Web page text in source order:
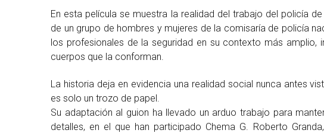
En esta película se muestra la realidad del trabajo del policía
de un grupo de hombres y mujeres de la comisaría de policía
los profesionales de la seguridad en su contexto más amplio,
cuerpos que la conforman.
La historia deja en evidencia una realidad social nunca antes
es solo un trozo de papel.
Su adaptación al guion ha llevado un arduo trabajo para
detalles, en el que han participado Chema G. Roberto